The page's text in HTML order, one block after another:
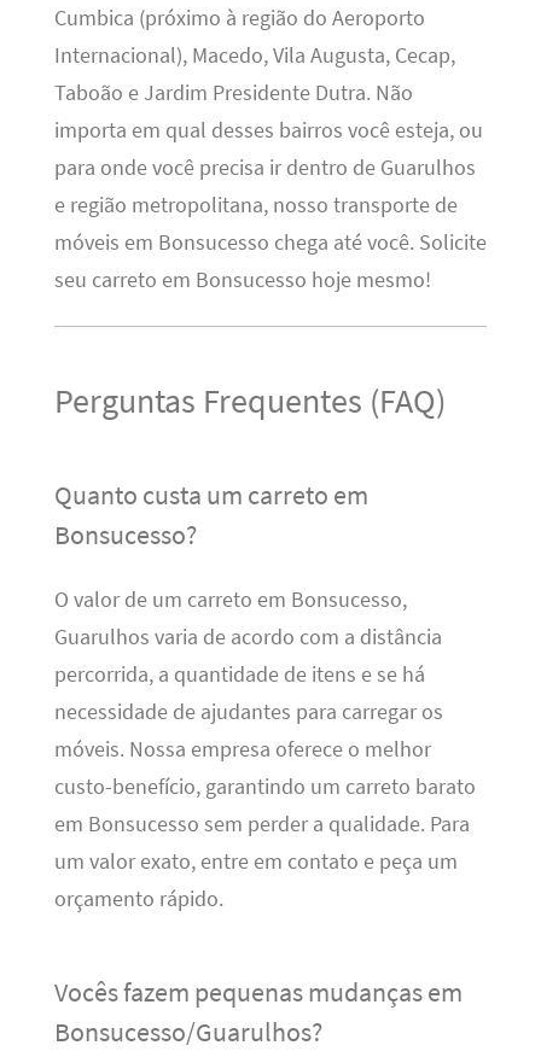
Cumbica (próximo à região do Aeroporto
Internacional), Macedo, Vila Augusta, Cecap,
Taboão e Jardim Presidente Dutra. Não
importa em qual desses bairros você esteja, ou
para onde você precisa ir dentro de Guarulhos
e região metropolitana, nosso transporte de
móveis em Bonsucesso chega até você. Solicite
seu carreto em Bonsucesso hoje mesmo!
Perguntas Frequentes (FAQ)
Quanto custa um carreto em
Bonsucesso?
O valor de um carreto em Bonsucesso,
Guarulhos varia de acordo com a distância
percorrida, a quantidade de itens e se há
necessidade de ajudantes para carregar os
móveis. Nossa empresa oferece o melhor
custo-benefício, garantindo um carreto barato
em Bonsucesso sem perder a qualidade. Para
um valor exato, entre em contato e peça um
orçamento rápido.
Vocês fazem pequenas mudanças em
Bonsucesso/Guarulhos?